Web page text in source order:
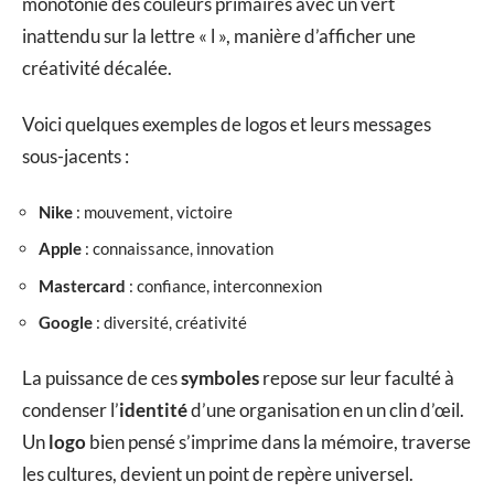
inattendu sur la lettre « l », manière d’afficher une
créativité décalée.
Voici quelques exemples de logos et leurs messages
sous-jacents :
Nike : mouvement, victoire
Apple : connaissance, innovation
Mastercard : confiance, interconnexion
Google : diversité, créativité
La puissance de cessymbolesrepose sur leur faculté à
condenser l’identitéd’une organisation en un clin d’œil.
Unlogobien pensé s’imprime dans la mémoire, traverse
les cultures, devient un point de repère universel.